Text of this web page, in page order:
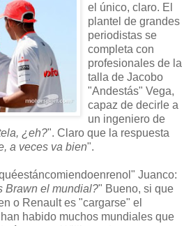
el único, claro. El
plantel de grandes
periodistas se
completa con
profesionales de la
talla de Jacobo
"Andestás" Vega,
capaz de decirle a
un ingeniero de
¿eh?". Claro que la respuesta
a veces va bien".
Juanco:
Brawn el mundial?" Bueno, si que
o Renault es "cargarse" el
habido muchos mundiales que